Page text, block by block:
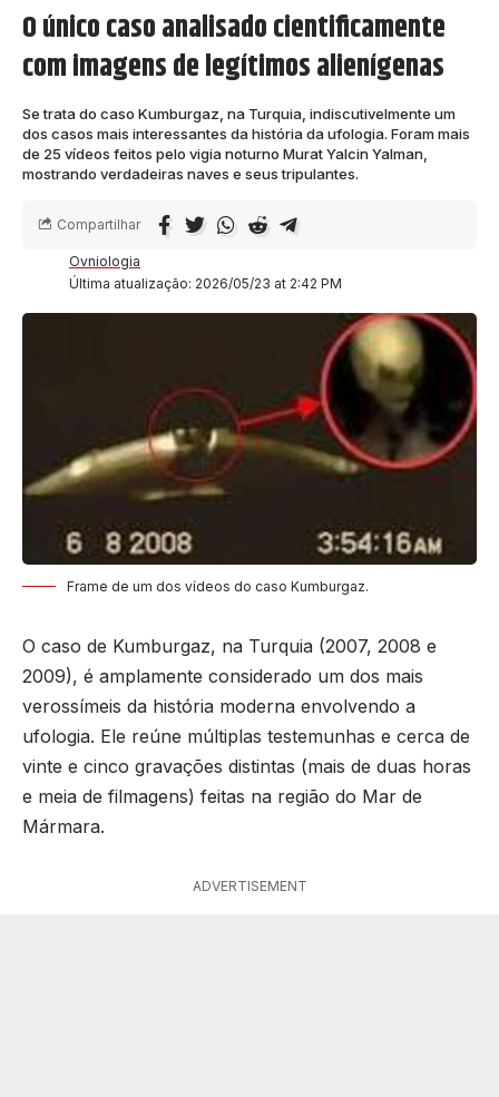
O único caso analisado cientificamente
com imagens de legítimos alienígenas
Se trata do caso Kumburgaz, na Turquia, indiscutivelmente um
dos casos mais interessantes da história da ufologia. Foram mais
de 25 vídeos feitos pelo vigia noturno Murat Yalcin Yalman,
mostrando verdadeiras naves e seus tripulantes.
Última atualização: 2026/05/23 at 2:42 PM
Ovniologia
Compartilhar
Frame de um dos vídeos do caso Kumburgaz.
O caso de Kumburgaz, na Turquia (2007, 2008 e
2009), é amplamente considerado um dos mais
verossímeis da história moderna envolvendo a
ufologia. Ele reúne múltiplas testemunhas e cerca de
vinte e cinco gravações distintas (mais de duas horas
e meia de filmagens) feitas na região do Mar de
Mármara.
ADVERTISEMENT